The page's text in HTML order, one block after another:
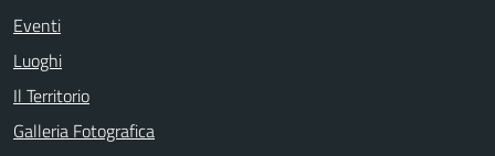
Eventi
Luoghi
Il Territorio
Galleria Fotografica